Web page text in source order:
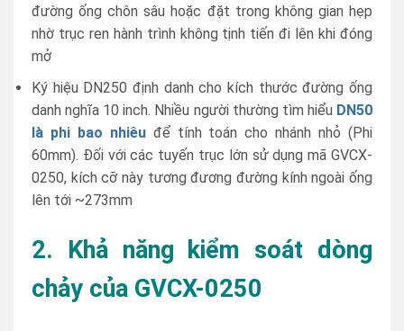
đường ống chôn sâu hoặc đặt trong không gian hẹp
nhờ trục ren hành trình không tịnh tiến đi lên khi đóng
mở
Ký hiệu DN250 định danh cho kích thước đường ống
danh nghĩa 10 inch. Nhiều người thường tìm hiểu DN50
là phi bao nhiêuđể tính toán cho nhánh nhỏ (Phi
60mm). Đối với các tuyến trục lớn sử dụng mã GVCX-
0250, kích cỡ này tương đương đường kính ngoài ống
lên tới ~273mm
2. Khả năng kiểm soát dòng
chảy của GVCX-0250